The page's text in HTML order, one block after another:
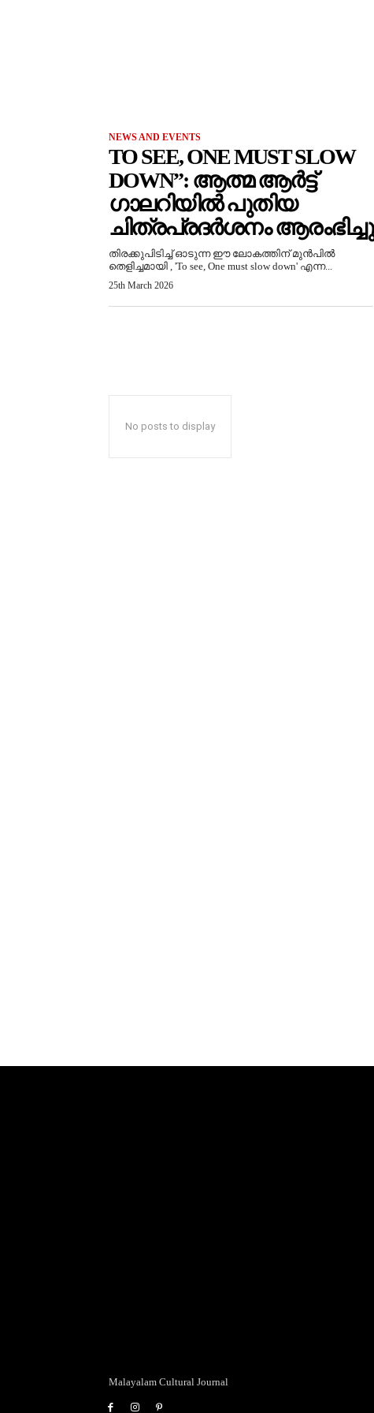
NEWS AND EVENTS
TO SEE, ONE MUST SLOW
DOWN”: ആത്മ ആർട്ട്
ഗാലറിയിൽ പുതിയ
ചിത്രപ്രദർശനം ആരംഭിച്ചു
തിരക്കുപിടിച്ച് ഓടുന്ന ഈ ലോകത്തിന് മുൻപിൽ
തെളിച്ചമായി , 'To see, One must slow down' എന്ന...
25th March 2026
No posts to display
Malayalam Cultural Journal